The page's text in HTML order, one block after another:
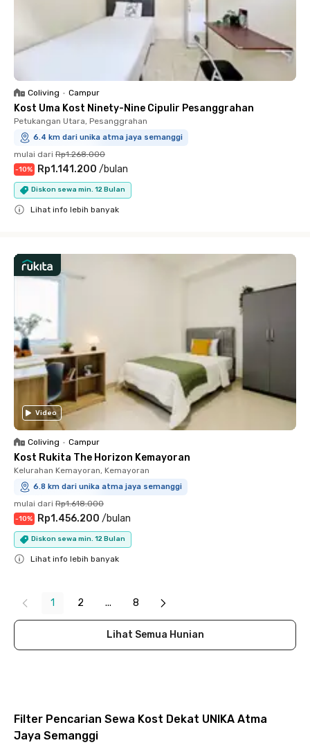
Coliving • Campur
Kost Uma Kost Ninety-Nine Cipulir Pesanggrahan
Petukangan Utara, Pesanggrahan
6.4 km dari unika atma jaya semanggi
mulai dari Rp1.268.000
-10% Rp1.141.200 /bulan
Diskon sewa min. 12 Bulan
Lihat info lebih banyak
Video
Coliving • Campur
Kost Rukita The Horizon Kemayoran
Kelurahan Kemayoran, Kemayoran
6.8 km dari unika atma jaya semanggi
mulai dari Rp1.618.000
-10% Rp1.456.200 /bulan
Diskon sewa min. 12 Bulan
Lihat info lebih banyak
1 2 ... 8
Lihat Semua Hunian
Filter Pencarian Sewa Kost Dekat UNIKA Atma
Jaya Semanggi